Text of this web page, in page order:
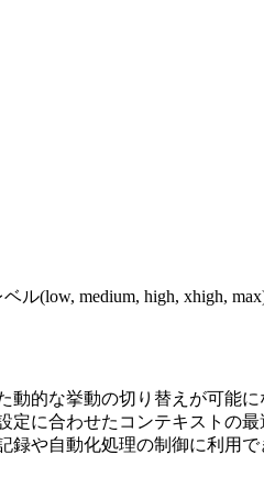
(low, medium, high, xhigh,
的な挙動の切り替えが可能に
定に合わせたコンテキストの
や自動化処理の制御に利用で